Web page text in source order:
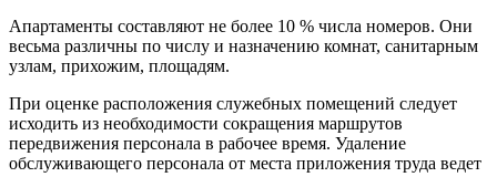
Апартаменты составляют не более 10 % числа номеров. Они
весьма различны по числу и назначению комнат, санитарным
узлам, прихожим, площадям.
При оценке расположения служебных помещений следует
исходить из необходимости сокращения маршрутов
передвижения персонала в рабочее время. Удаление
обслуживающего персонала от места приложения труда ведет